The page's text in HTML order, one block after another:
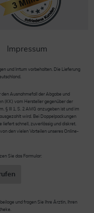
Impressum
und Irrtum vorbehalten. Die Lieferung
Ausnahmefall der Abgabe und
(KK) vom Hersteller gegenüber der
§ III 1, S. 2 AMG anzugeben ist und im
wird. Bei Doppelpackungen
liefert schnell, zuverlässig und diskret.
den vielen Vorteilen unseres Online-
Sie das Formular:
und fragen Sie Ihre Ärztin, Ihren